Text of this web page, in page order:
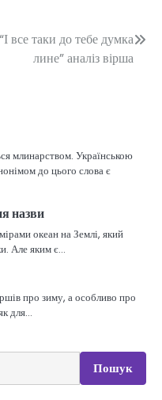
“І все таки до тебе думка
лине” аналіз вірша
млинарством. Українською
до цього слова є
назви
океан на Землі, який
Але яким є…
про зиму, а особливо про
для…
Пошук